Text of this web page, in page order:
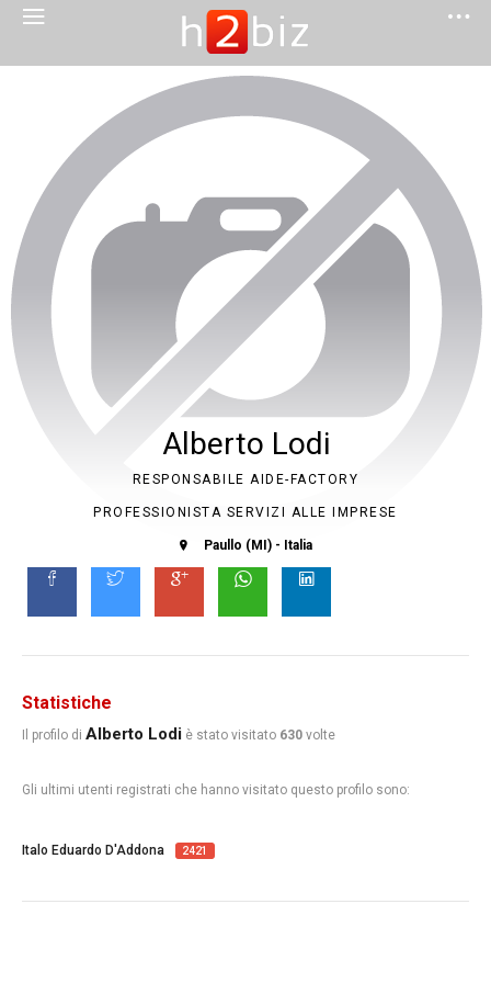
Alberto Lodi
RESPONSABILE AIDE-FACTORY
PROFESSIONISTA SERVIZI ALLE IMPRESE
Paullo (MI) - Italia
Statistiche
Il profilo di Alberto Lodi è stato visitato 630 volte
Gli ultimi utenti registrati che hanno visitato questo profilo sono:
Italo Eduardo D'Addona 2421